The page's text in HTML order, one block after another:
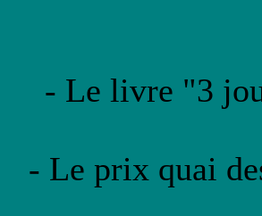
- Le livre "3
- Le prix quai